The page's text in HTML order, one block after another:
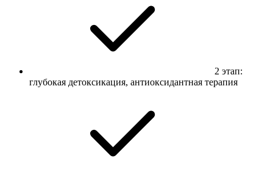
2 этап:
глубокая детоксикация, антиоксидантная терапия